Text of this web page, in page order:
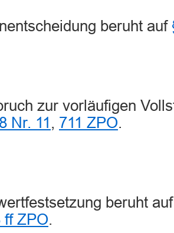
beruht auf
zur vorläufigen
Nr. 11 , 711 ZPO.
beruht
ff ZPO.